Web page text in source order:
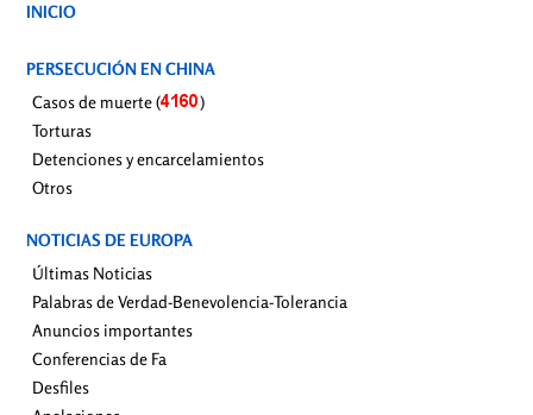
INICIO
PERSECUCIÓN EN CHINA
Casos de muerte (
)
Torturas
Detenciones y encarcelamientos
Otros
NOTICIAS DE EUROPA
Últimas Noticias
Palabras de Verdad-Benevolencia-Tolerancia
Anuncios importantes
Conferencias de Fa
Desfiles